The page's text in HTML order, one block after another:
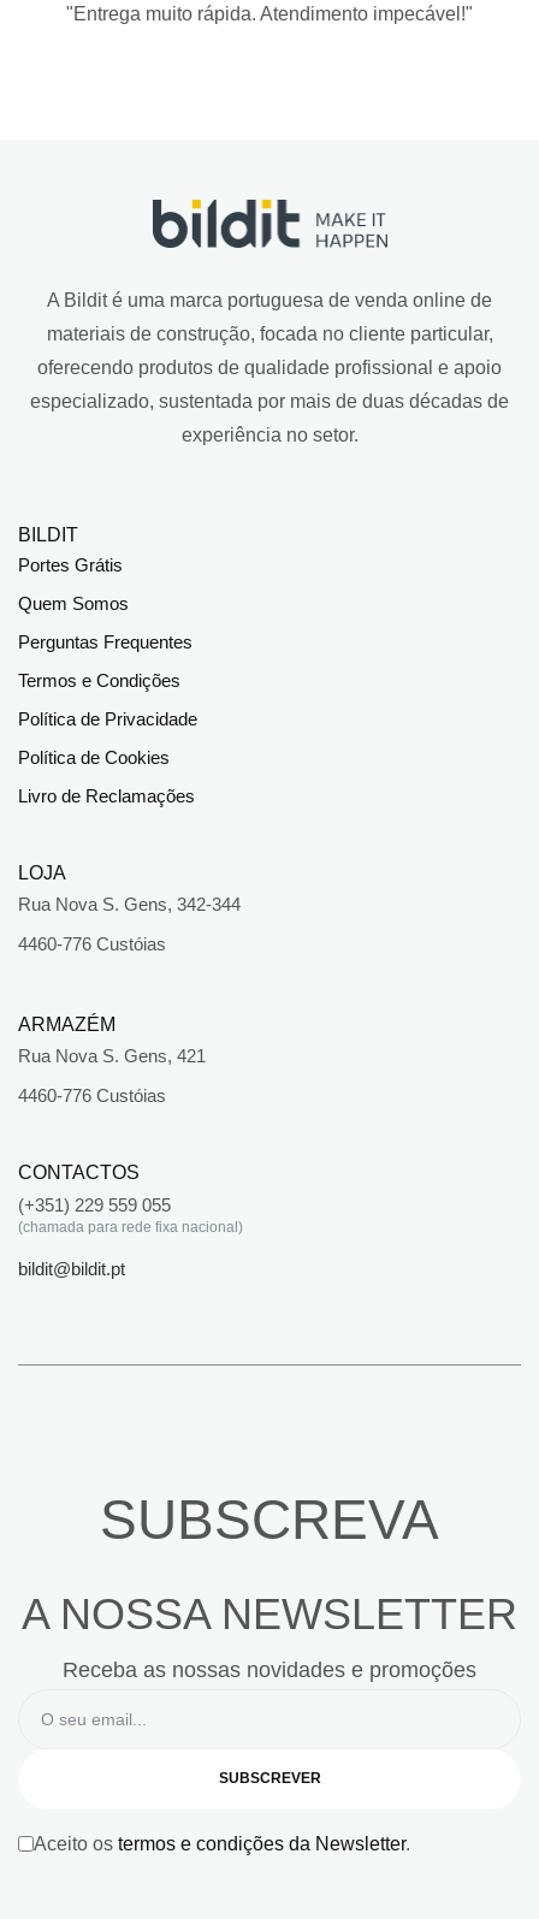
"Entrega muito rápida. Atendimento impecável!"
A Bildit é uma marca portuguesa de venda online de
materiais de construção, focada no cliente particular,
oferecendo produtos de qualidade profissional e apoio
especializado, sustentada por mais de duas décadas de
experiência no setor.
BILDIT
Portes Grátis
Quem Somos
Perguntas Frequentes
Termos e Condições
Política de Privacidade
Política de Cookies
Livro de Reclamações
LOJA
Rua Nova S. Gens, 342-344
4460-776 Custóias
ARMAZÉM
Rua Nova S. Gens, 421
4460-776 Custóias
CONTACTOS
(+351) 229 559 055
(chamada para rede fixa nacional)
bildit@bildit.pt
SUBSCREVA
A NOSSA NEWSLETTER
Receba as nossas novidades e promoções
SUBSCREVER
Aceito os termos e condições da Newsletter.